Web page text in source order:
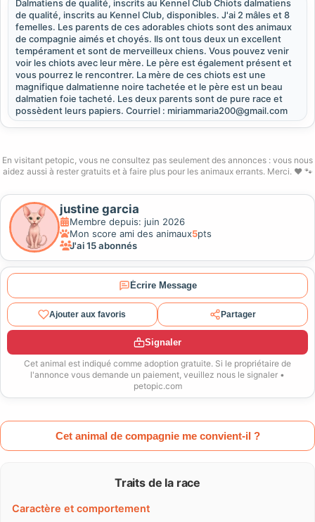
Dalmatiens de qualité, inscrits au Kennel Club Chiots dalmatiens
de qualité, inscrits au Kennel Club, disponibles. J'ai 2 mâles et 8
femelles. Les parents de ces adorables chiots sont des animaux
de compagnie aimés et choyés. Ils ont tous deux un excellent
tempérament et sont de merveilleux chiens. Vous pouvez venir
voir les chiots avec leur mère. Le père est également présent et
vous pourrez le rencontrer. La mère de ces chiots est une
magnifique dalmatienne noire tachetée et le père est un beau
dalmatien foie tacheté. Les deux parents sont de pure race et
possèdent leurs papiers. Courriel : miriammaria200@gmail.com
justine garcia
Membre depuis: juin 2026
Mon score ami des animaux5pts
J'ai 15 abonnés
Écrire Message
Ajouter aux favoris Partager
Signaler
Cet animal est indiqué comme adoption gratuite. Si le propriétaire de
l'annonce vous demande un paiement, veuillez nous le signaler •
petopic.com
Cet animal de compagnie me convient-il ?
En visitant petopic, vous ne consultez pas seulement des annonces : vous nous
aidez aussi à rester gratuits et à faire plus pour les animaux errants. Merci. ❤️ 🐾
Traits de la race
Caractère et comportement